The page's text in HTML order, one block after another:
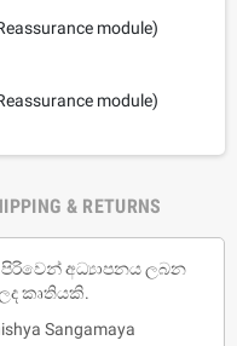
module)
module)
& RETURNS
අධ්‍යාපනය ලබන
කෘතියකි.
Sangamaya